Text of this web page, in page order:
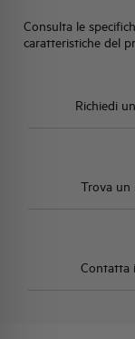
Consulta le
caratteristiche del
Richiedi
Trova un
Contatta